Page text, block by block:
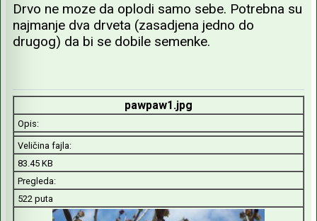
Drvo ne moze da oplodi samo sebe. Potrebna su
najmanje dva drveta (zasadjena jedno do
drugog) da bi se dobile semenke.
pawpaw1.jpg
Opis:
Veličina fajla:
83.45 KB
Pregleda:
522 puta